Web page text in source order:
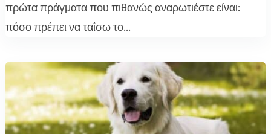
πρώτα πράγματα που πιθανώς αναρωτιέστε είναι:
πόσο πρέπει να ταΐσω το...